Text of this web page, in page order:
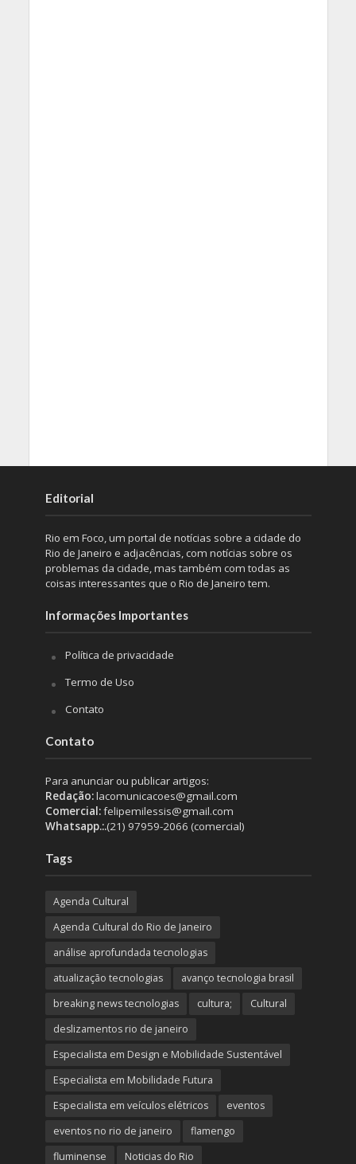
Editorial
Rio em Foco, um portal de notícias sobre a cidade do
Rio de Janeiro e adjacências, com notícias sobre os
problemas da cidade, mas também com todas as
coisas interessantes que o Rio de Janeiro tem.
Informações Importantes
Política de privacidade
Termo de Uso
Contato
Contato
Para anunciar ou publicar artigos:
Redação:lacomunicacoes@gmail.com
Comercial:felipemilessis@gmail.com
Whatsapp.:.(21) 97959-2066 (comercial)
Tags
Agenda Cultural
Agenda Cultural do Rio de Janeiro
análise aprofundada tecnologias
atualização tecnologias
avanço tecnologia brasil
breaking news tecnologias
cultura;
Cultural
deslizamentos rio de janeiro
Especialista em Design e Mobilidade Sustentável
Especialista em Mobilidade Futura
Especialista em veículos elétricos
eventos
eventos no rio de janeiro
flamengo
fluminense
Noticias do Rio